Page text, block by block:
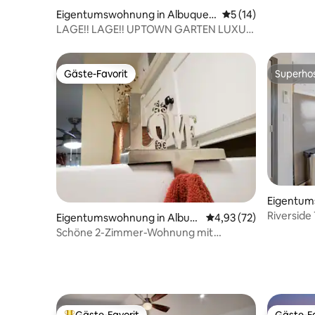
Eigentumswohnung in Albuquer
que
Durchschnittliche
5 (14)
LAGE!! LAGE!! UPTOWN GARTEN LUXUS-
Gäste-Favorit
Gäste-Favorit
Eigentumswohnung in Albuq
uerque
Durchschnittliche
4,93 (72)
Schöne 2-Zimmer-Wohnung mit
erque
Riverside